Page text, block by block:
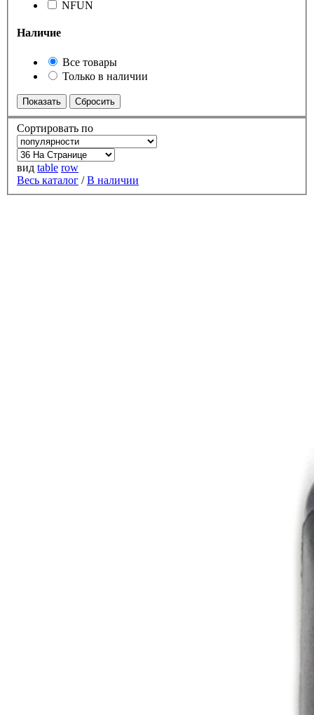
NFUN
Наличие
Все товары
Только в наличии
Сортировать по
вид table row
Весь каталог /В наличии